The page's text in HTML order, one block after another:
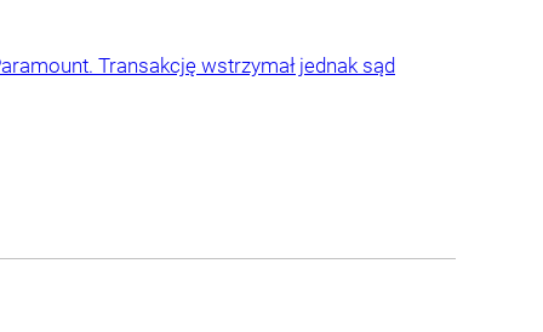
Transakcję wstrzymał jednak sąd